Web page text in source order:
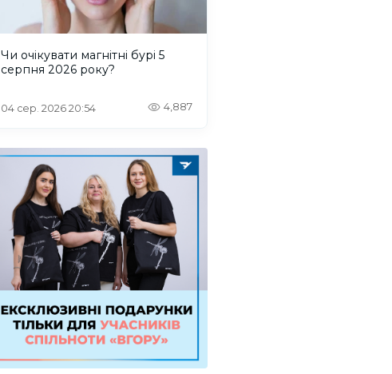
Чи очікувати магнітні бурі 5
серпня 2026 року?
04 сер. 2026 20:54 4,887